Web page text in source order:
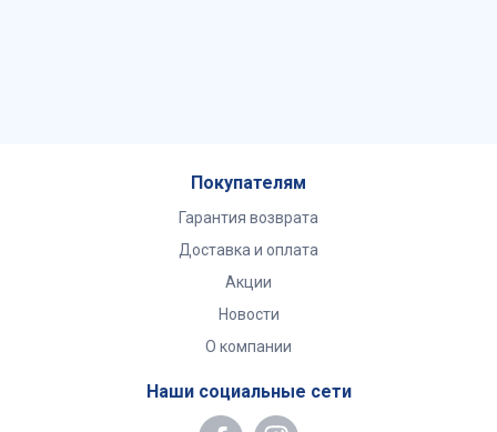
Покупателям
Гарантия возврата
Доставка и оплата
Акции
Новости
О компании
Наши социальные сети